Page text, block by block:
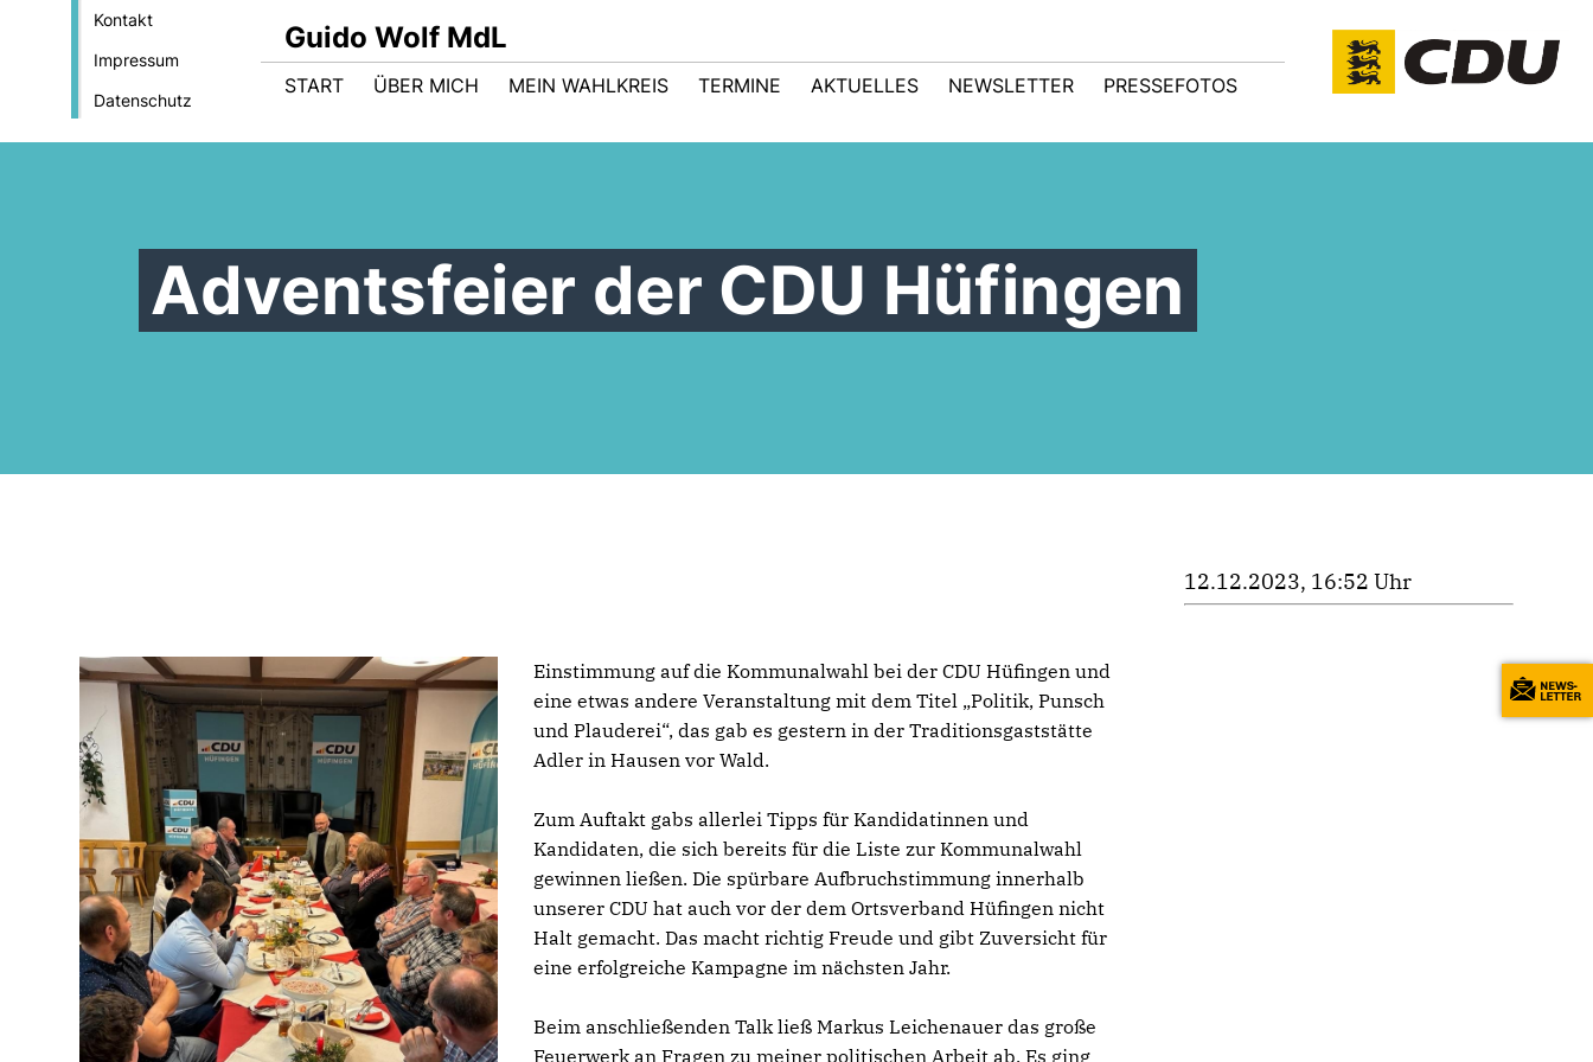
Kontakt
Impressum
Datenschutz
Guido Wolf MdL
START ÜBER MICH MEIN WAHLKREIS TERMINE AKTUELLES NEWSLETTER PRESSEFOTOS
Adventsfeier der CDU Hüfingen
Einstimmung auf die Kommunalwahl bei der CDU Hüfingen und
eine etwas andere Veranstaltung mit dem Titel „Politik, Punsch
und Plauderei“, das gab es gestern in der Traditionsgaststätte
Adler in Hausen vor Wald.
Zum Auftakt gabs allerlei Tipps für Kandidatinnen und
Kandidaten, die sich bereits für die Liste zur Kommunalwahl
gewinnen ließen. Die spürbare Aufbruchstimmung innerhalb
unserer CDU hat auch vor der dem Ortsverband Hüfingen nicht
Halt gemacht. Das macht richtig Freude und gibt Zuversicht für
eine erfolgreiche Kampagne im nächsten Jahr.
Beim anschließenden Talk ließ Markus Leichenauer das große
Feuerwerk an Fragen zu meiner politischen Arbeit ab. Es ging
12.12.2023, 16:52 Uhr